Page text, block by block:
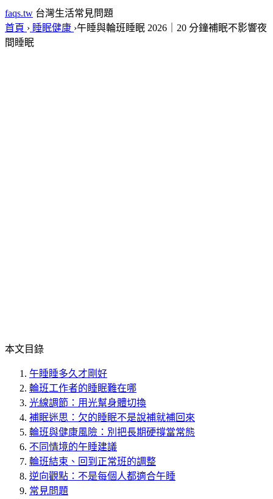
faqs.tw 台灣生活常見問題
首頁 › 睡眠健康 ›午睡與輪班睡眠 2026｜20 分鐘補眠不影響夜
間睡眠
本文目錄
午睡睡多久才剛好
輪班工作者的睡眠難在哪
光線調節：用光幫身體切換
補眠迷思：欠的睡眠不是說補就補回來
輪班與健康風險：別把長期硬撐當常態
不同情境的午睡建議
輪班結束、回到正常班的調整
逆向觀點：不是每個人都適合午睡
常見問題